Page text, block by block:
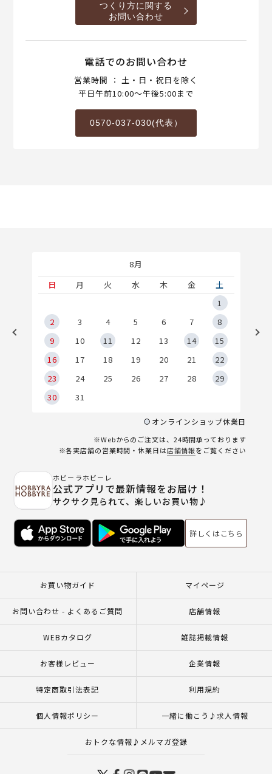
つくり方に関する
お問い合わせ
電話でのお問い合わせ
営業時間 ： 土・日・祝日を除く
平日午前10:00～午後5:00まで
0570-037-030(代表）
8月
日
月 火 水 木 金
土
1
2
3 4 5 6 7
8
9
10 11 12 13 14
15
16
17 18 19 20 21
22
23
24 25 26 27 28
29
30
31
オンラインショップ休業日
※Webからのご注文は、24時間承っております
※各実店舗の営業時間・休業日は店舗情報をご覧ください
ホビーラホビーレ
公式アプリで最新情報をお届け！
サクサク見られて、楽しいお買い物♪
詳しくはこちら
お買い物ガイド マイページ
お問い合わせ - よくあるご質問 店舗情報
WEBカタログ 雑誌掲載情報
お客様レビュー 企業情報
特定商取引法表記 利用規約
個人情報ポリシー 一緒に働こう♪求人情報
おトクな情報♪メルマガ登録